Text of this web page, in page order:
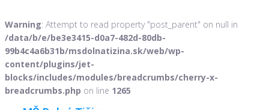
Warning: Attempt to read property "post_parent" on null in
/data/b/e/be3e3415-d0a7-482d-80db-
99b4c4a6b31b/msdolnatizina.sk/web/wp-
content/plugins/jet-
blocks/includes/modules/breadcrumbs/cherry-x-
breadcrumbs.php on line 1265